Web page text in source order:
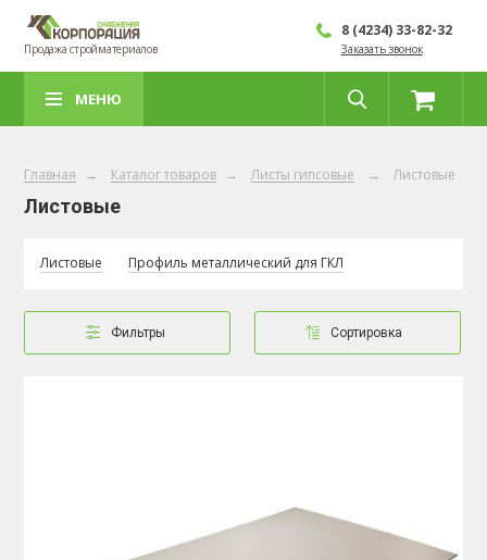
Продажа стройматериалов
8 (4234) 33-82-32
Заказать звонок
МЕНЮ
Главная → Каталог товаров → Листы гипсовые → Листовые
Листовые
Листовые Профиль металлический для ГКЛ
Фильтры Сортировка